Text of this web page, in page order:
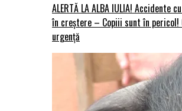
ALERTĂ LA ALBA IULIA!
în creștere – Copiii sunt în pericol!
urgență